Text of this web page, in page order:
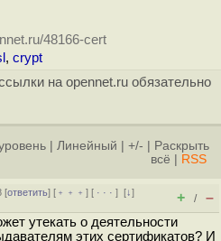
48166-cert
, crypt
на opennet.ru обязательно
Линейный +/-
Раскрыть
всё
RSS
[ответить] [ ﹢﹢﹢] [ · · ·][↓]
+ / –
утекать о деятельности
этих сертификатов? И